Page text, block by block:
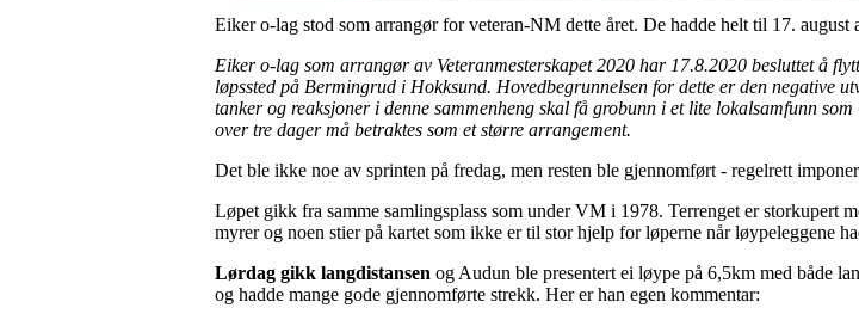
Eiker o-lag stod som arrangør for veteran-NM dette året. De hadde helt til 17.
Eiker o-lag som arrangør av Veteranmesterskapet 2020 har 17.8.2020 besluttet å
løpssted på Bermingrud i Hokksund. Hovedbegrunnelsen for dette er den negative
tanker og reaksjoner i denne sammenheng skal få grobunn i et lite lokalsamfunn
over tre dager må betraktes som et større arrangement.
Det ble ikke noe av sprinten på fredag, men resten ble gjennomført - regelrett
Løpet gikk fra samme samlingsplass som under VM i 1978. Terrenget er storkupert
myrer og noen stier på kartet som ikke er til stor hjelp for løperne når løypeleggene
Lørdag gikk langdistansen og Audun ble presentert ei løype på 6,5km med både
og hadde mange gode gjennomførte strekk. Her er han egen kommentar: